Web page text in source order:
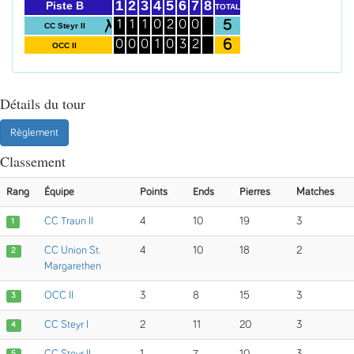
Piste B
CC Steyr II
OCC II
1
1
0
2
1
0
3
1
0
4
0
1
5
2
0
6
0
3
7
0
2
8 TOTAL
5
6
Détails du tour
Règlement
Classement
Rang Équipe Points Ends Pierres Matches
1 CC Traun II 4 10 19 3
2
CC Union St.
Margarethen
4 10 18 2
3 OCC II 3 8 15 3
4 CC Steyr I 2 11 20 3